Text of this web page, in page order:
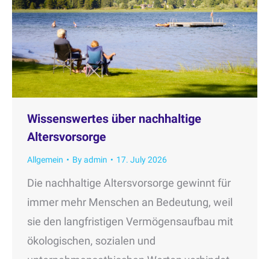
Wissenswertes über nachhaltige
Altersvorsorge
Allgemein Byadmin 17. July 2026
Die nachhaltige Altersvorsorge gewinnt für
immer mehr Menschen an Bedeutung, weil
sie den langfristigen Vermögensaufbau mit
ökologischen, sozialen und